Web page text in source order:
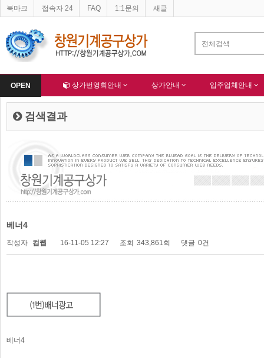
OPEN
북마크 접속자 24 FAQ 1:1문의 새글
이버 등록완료 - 알림 한국종합산업(주) 회원님 가입을 축하드립니다 !
Home 상가번영회안내 상가안내 입주업체안내
검색결과
베너4
작성자 컴웹 16-11-05 12:27 조회 343,861회 댓글 0건
베너4